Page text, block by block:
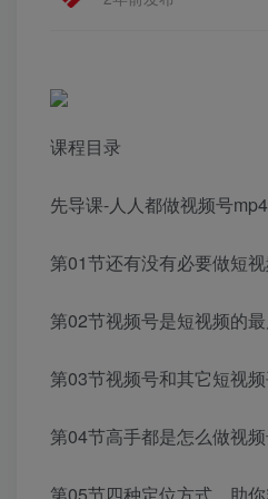
课程目录
先导课-人人都做视频号mp4
第01节还有没有必要做短
第02节视频号是短视频的
第03节视频号和其它短视
第04节高手都是怎么做视
第05节四种定位方式，助